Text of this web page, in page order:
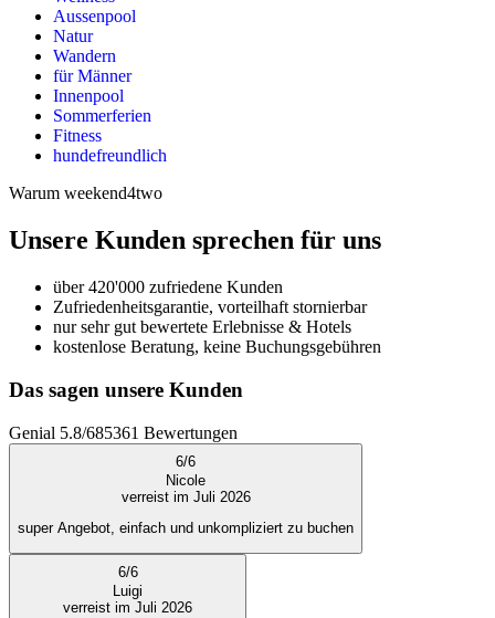
Aussenpool
Natur
Wandern
für Männer
Innenpool
Sommerferien
Fitness
hundefreundlich
Warum weekend4two
Unsere Kunden sprechen für uns
über 420'000 zufriedene Kunden
Zufriedenheitsgarantie, vorteilhaft stornierbar
nur sehr gut bewertete Erlebnisse & Hotels
kostenlose Beratung, keine Buchungsgebühren
Das sagen unsere Kunden
Genial 5.8/685361 Bewertungen
6/6
Nicole
verreist im Juli 2026
super Angebot, einfach und unkompliziert zu buchen
6/6
Luigi
verreist im Juli 2026